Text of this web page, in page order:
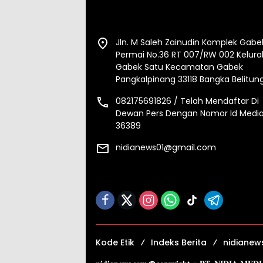
Jln. M Saleh Zainudin Komplek
Permai No.36 RT 007/RW 002
Gabek Satu Kecamatan Gabek
Pangkalpinang 33118 Bangka
082175691826 / Telah Mendaftar Di
Dewan Pers Dengan Nomor Id
36389
nidianews01@gmail.com
Kode Etik Indeks Berita